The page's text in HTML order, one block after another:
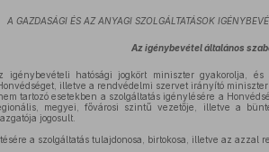
A GAZDASÁGI ÉS AZ ANYAGI SZOLGÁLTATÁSOK
Az igénybevétel általános
igénybevételi hatósági jogkört miniszter gyakorolja,
illetve a rendvédelmi szervet irányító miniszter
tartozó esetekben a szolgáltatás igénylésére a
megyei, fővárosi szintű vezetője, illetve a
jogosult.
a szolgáltatás tulajdonosa, birtokosa, illetve az azzal